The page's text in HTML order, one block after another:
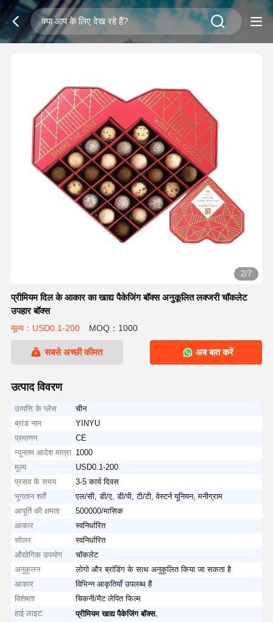
2/7
प्रीमियम दिल के आकार का खाद्य पैकेजिंग बॉक्स अनुकूलित लक्जरी चॉकलेट
उपहार बॉक्स
मूल्य：USD0.1-200 MOQ：1000
सबसे अच्छी कीमत अब बात करें
उत्पाद विवरण
उत्पत्ति के प्लेस
चीन
ब्रांड नाम
YINYU
प्रमाणन
CE
न्यूनतम आदेश मात्रा 1000
मूल्य
USD0.1-200
प्रसव के समय
3-5 कार्य दिवस
भुगतान शर्तें
एल/सी, डी/ए, डी/पी, टी/टी, वेस्टर्न यूनियन, मनीग्राम
आपूर्ति की क्षमता
500000/मासिक
आकार
स्वनिर्धारित
सोलर
स्वनिर्धारित
औद्योगिक उपयोग
चॉकलेट
अनुकूलन
लोगो और ब्रांडिंग के साथ अनुकूलित किया जा सकता है
आकार
विभिन्न आकृतियाँ उपलब्ध हैं
विशेषता
चिकनी/मैट लेपित फिल्म
हाई लाइट:
प्रीमियम खाद्य पैकेजिंग बॉक्स,